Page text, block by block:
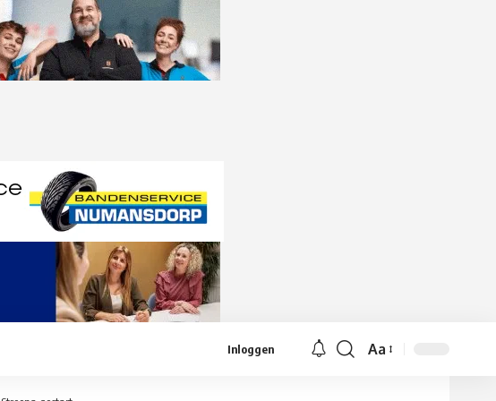
Inloggen
Lettergrootte
Aa